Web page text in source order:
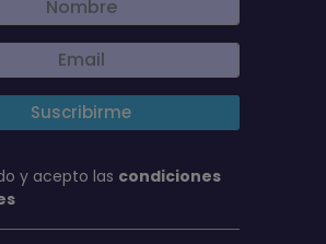
y acepto las condiciones